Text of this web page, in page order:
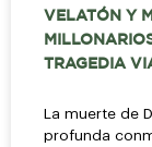
VELATÓN Y
TRAGEDIA
La muerte de
profunda